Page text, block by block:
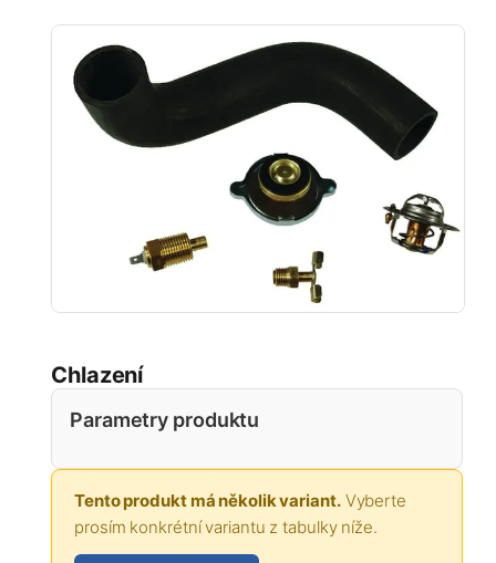
Chlazení
Parametry produktu
Tento produkt má několik variant.Vyberte
prosím konkrétní variantu z tabulky níže.